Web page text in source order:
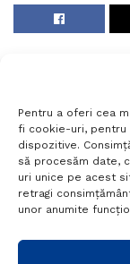
Pentru a oferi cea
fi cookie-uri, pentru
dispozitive.
să procesăm date,
uri unice pe acest
retragi
unor anumite
Termeni si
Politica